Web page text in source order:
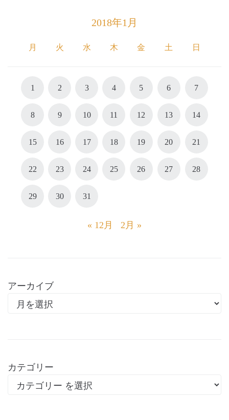
2018年1月
月 火 水 木 金 土 日
1 2 3 4 5 6 7
8 9 10 11 12 13 14
15 16 17 18 19 20 21
22 23 24 25 26 27 28
29 30 31
« 12月 2月 »
アーカイブ
カテゴリー